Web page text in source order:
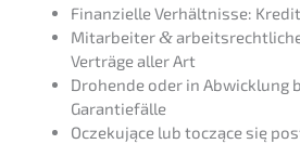
Finan­zi­el­le Verhält­nis­se:
Mitar­bei­ter&
Verträ­ge aller Art
Drohen­de oder in Abwick­lung
Garantiefälle
Oczeku­jące lub toczące się